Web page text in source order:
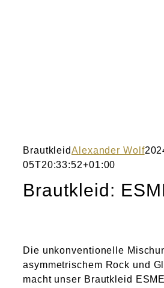
BrautkleidAlexander Wolf
05T20:33:52+01:00
Brautkleid:
Die unkonventionelle
asymmetrischem Rock und
macht unser Brautkleid